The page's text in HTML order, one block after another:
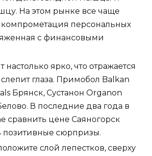
На этом рынке все чаще
персональных
с финансовыми
настолько ярко, что отражается
слепит глаза. Примобол Balkan
Брянск, Сустанон Organon
В последние два года в
сравнить цене Саяногорск
позитивные сюрпризы.
слой лепестков, сверху